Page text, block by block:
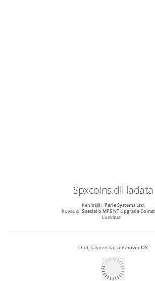
Spxcoins.dll ladata
Kehittäjä: Perle Systems Ltd.
Kuvaus: Specialix MPS NT Upgrade
Luokitus:
Olet käynnissä: unknown OS